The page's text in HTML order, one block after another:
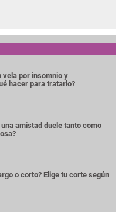
vela por insomnio y
hacer para tratarlo?
amistad duele tanto como
o corto? Elige tu corte según